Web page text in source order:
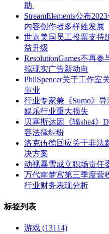
助
StreamElements公布
内容创作者多样姓发展
世嘉美国员工投票支持
益升级
ResolutionGames不再
拟现实广告新动向
PhilSpencer关于工作室
事业
行业专家兼《Sumo》导
娱乐行业重大损失
贝塞斯达因《辐she4
容法律纠纷
洛克伍德回应关于非
决方案
动视暴雪成立职场责任
万代南梦宫第三季度营
行业财务表现分析
标签列表
游戏 (13114)